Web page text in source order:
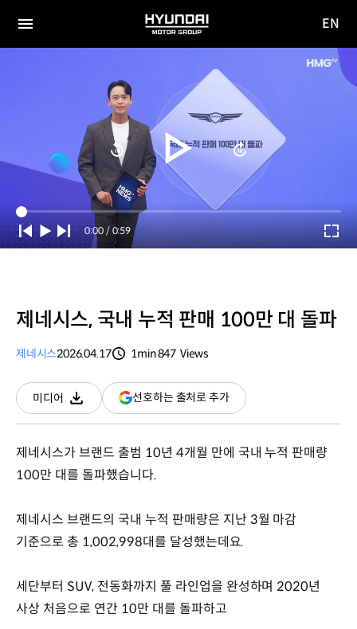
전체
HYUNDAI
MOTOR
사이
이동
EN
Current
Time
0:00 / Duration
0:59
제네시스, 국내 누적 판매 100만 대 돌파
제네시스2026.04.17
1min847 Views
미디어
다운로드
선호하는 출처로 추가(새
창
제네시스가 브랜드 출범 10년 4개월 만에 국내 누적 판매량
100만 대를 돌파했습니다.
제네시스 브랜드의 국내 누적 판매량은 지난 3월 마감
기준으로 총 1,002,998대를 달성했는데요.
세단부터 SUV, 전동화까지 풀 라인업을 완성하며 2020년
사상 처음으로 연간 10만 대를 돌파하고